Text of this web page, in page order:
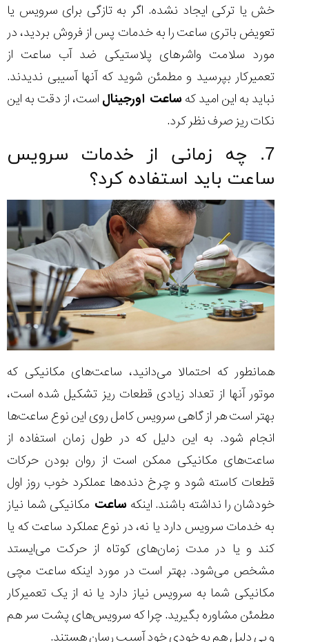
خش یا ترکی ایجاد نشده. اگر به تازگی برای سرویس یا
تعویض باتری ساعت را به خدمات پس از فروش بردید، در
مورد سلامت واشر‌های پلاستیکی ضد آب ساعت از
تعمیرکار بپرسید و مطمئن شوید که آنها آسیبی ندیدند.
نباید به این امید که ساعت اورجینال است، از دقت به این
نکات ریز صرف نظر کرد.
7. چه زمانی از خدمات سرویس
ساعت باید استفاده کرد؟
همانطور که احتمالا می‌دانید، ساعت‌های مکانیکی که
موتور آنها از تعداد زیادی قطعات ریز تشکیل شده است،
بهتر است هر از گاهی سرویس کامل روی این نوع ساعت‌ها
انجام شود. به این دلیل که در طول زمان استفاده از
ساعت‌های مکانیکی ممکن است از روان بودن حرکات
قطعات کاسته شود و چرخ دنده‌ها عملکرد خوب روز اول
خودشان را نداشته باشند. اینکه ساعت مکانیکی شما نیاز
به خدمات سرویس دارد یا نه، در نوع عملکرد ساعت که یا
کند و یا در مدت زمان‌های کوتاه از حرکت می‌ایستد
مشخص می‌شود. بهتر است در مورد اینکه ساعت مچی
مکانیکی شما به سرویس نیاز دارد یا نه از یک تعمیرکار
مطمئن مشاوره بگیرید. چرا که سرویس‌های پشت سر هم
و بی دلیل هم به خودی خود آسیب رسان هستند.